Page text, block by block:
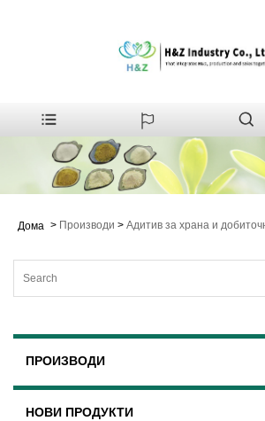
Дома > Производи > Адитив за храна и
ПРОИЗВОДИ
НОВИ ПРОДУКТИ